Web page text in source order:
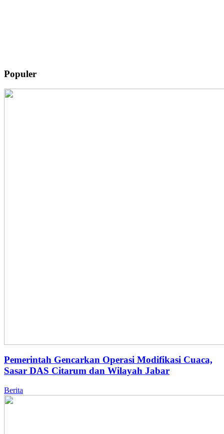
Populer
Pemerintah Gencarkan Operasi Modifikasi Cuaca,
Sasar DAS Citarum dan Wilayah Jabar
Berita